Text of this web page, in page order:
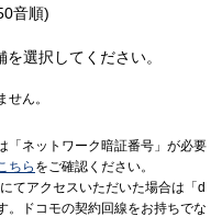
音順)
選択してください。
ん。
「ネットワーク暗証番号」が必要
ちら をご確認ください。
てアクセスいただいた場合は「d
。ドコモの契約回線をお持ちでな